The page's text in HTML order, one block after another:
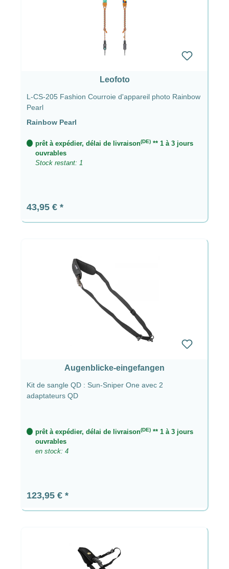
Leofoto
L-CS-205 Fashion Courroie d'appareil photo Rainbow
Pearl
Rainbow Pearl
prêt à expédier, délai de livraison(DE) ** 1 à 3 jours
ouvrables
Stock restant: 1
Prix régulier :
43,95 €
Augenblicke-eingefangen
Kit de sangle QD : Sun-Sniper One avec 2
adaptateurs QD
prêt à expédier, délai de livraison(DE) ** 1 à 3 jours
ouvrables
en stock: 4
Prix régulier :
123,95 €